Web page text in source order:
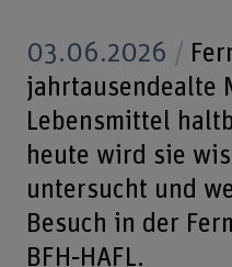
03.06.2026
jahrtausendealte
Lebensmittel
heute wird sie
untersucht und
Besuch in der
BFH‑HAFL.